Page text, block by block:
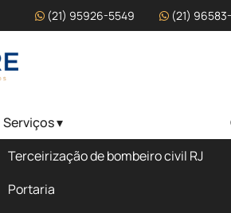
(21) 95926-5549 (21)
Serviços ▾
Terceirização de bombeiro civil RJ
Portaria
Terceirizado